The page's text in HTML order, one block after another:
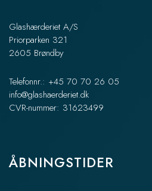
Glashærderiet A/S
Priorparken 321
2605 Brøndby
Telefonnr.: +45 70 70 26 05
info@glashaerderiet.dk
CVR-nummer: 31623499
ÅBNINGSTIDER